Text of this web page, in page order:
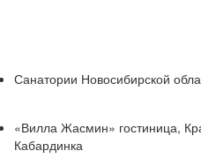
Санатории Новосибирской
«Вилла Жасмин» гостиница,
Кабардинка